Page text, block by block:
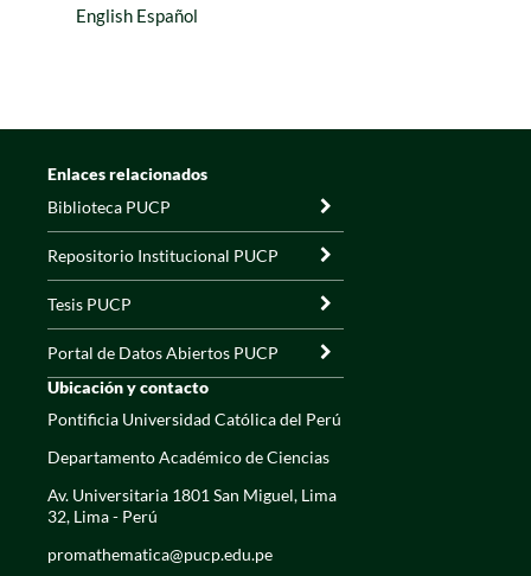
English Español
Enlaces relacionados
Biblioteca PUCP
Repositorio Institucional PUCP
Tesis PUCP
Portal de Datos Abiertos PUCP
Ubicación y contacto
Pontificia Universidad Católica del Perú
Departamento Académico de Ciencias
Av. Universitaria 1801 San Miguel, Lima
32, Lima - Perú
promathematica@pucp.edu.pe